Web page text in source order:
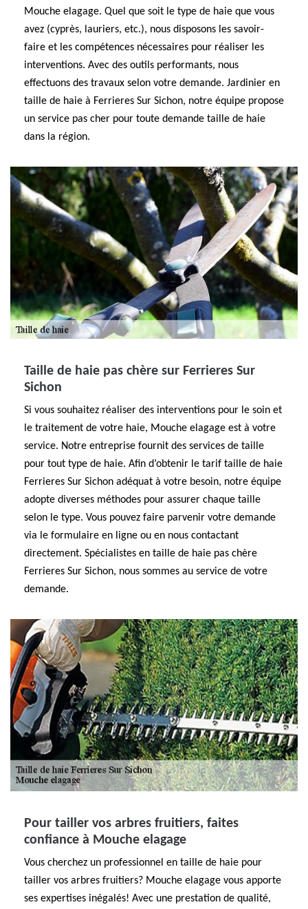
Mouche elagage. Quel que soit le type de haie que vous
avez (cyprès, lauriers, etc.), nous disposons les savoir-
faire et les compétences nécessaires pour réaliser les
interventions. Avec des outils performants, nous
effectuons des travaux selon votre demande. Jardinier en
taille de haie à Ferrieres Sur Sichon, notre équipe propose
un service pas cher pour toute demande taille de haie
dans la région.
Taille de haie pas chère sur Ferrieres Sur
Sichon
Si vous souhaitez réaliser des interventions pour le soin et
le traitement de votre haie, Mouche elagage est à votre
service. Notre entreprise fournit des services de taille
pour tout type de haie. Afin d’obtenir le tarif taille de haie
Ferrieres Sur Sichon adéquat à votre besoin, notre équipe
adopte diverses méthodes pour assurer chaque taille
selon le type. Vous pouvez faire parvenir votre demande
via le formulaire en ligne ou en nous contactant
directement. Spécialistes en taille de haie pas chère
Ferrieres Sur Sichon, nous sommes au service de votre
demande.
Pour tailler vos arbres fruitiers, faites
confiance à Mouche elagage
Vous cherchez un professionnel en taille de haie pour
tailler vos arbres fruitiers? Mouche elagage vous apporte
ses expertises inégalés! Avec une prestation de qualité,